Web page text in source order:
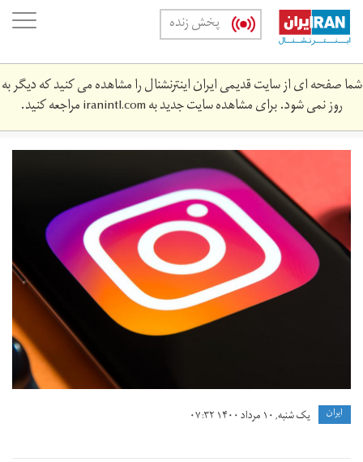
Skip
main
content
پخش زنده
شما صفحه ای از سایت قدیمی ایران اینترنشنال را مشاهده می کنید که دیگر به
روز نمی شود. برای مشاهده سایت جدید بهiranintl.comمراجعه کنید.
insta-
1400-
35545768786.jpeg
ايران یک شنبه, ۱۰ مرداد ۱۴۰۰ ۰۷:۳۲